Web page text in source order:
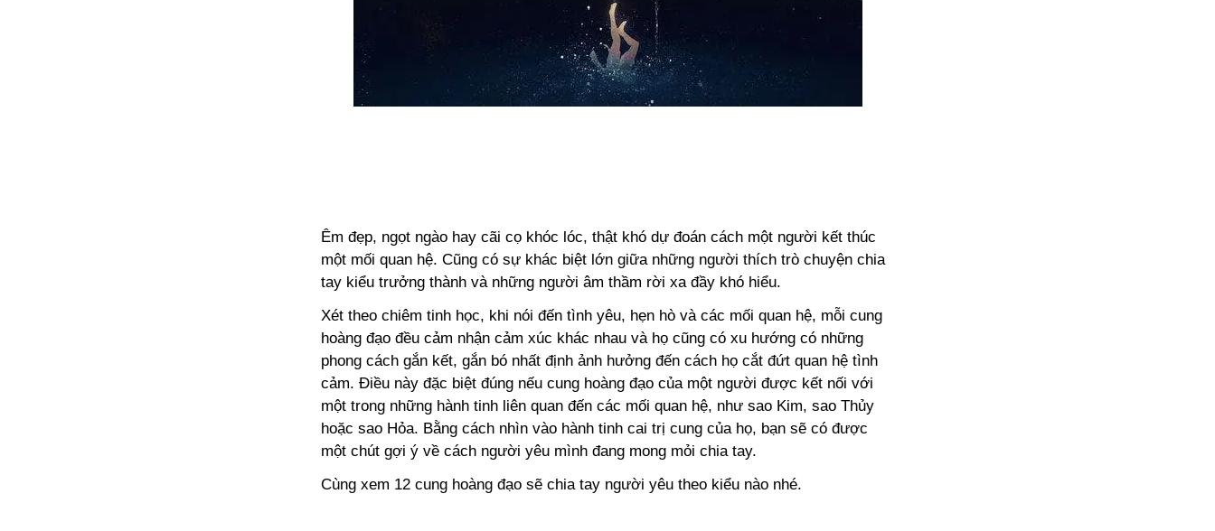
Êm đẹp, ngọt ngào hay cãi cọ khóc lóc, thật khó dự đoán cách một người kết thúc
một mối quan hệ. Cũng có sự khác biệt lớn giữa những người thích trò chuyện chia
tay kiểu trưởng thành và những người âm thầm rời xa đầy khó hiểu.
Xét theo chiêm tinh học, khi nói đến tình yêu, hẹn hò và các mối quan hệ, mỗi cung
hoàng đạo đều cảm nhận cảm xúc khác nhau và họ cũng có xu hướng có những
phong cách gắn kết, gắn bó nhất định ảnh hưởng đến cách họ cắt đứt quan hệ tình
cảm. Điều này đặc biệt đúng nếu cung hoàng đạo của một người được kết nối với
một trong những hành tinh liên quan đến các mối quan hệ, như sao Kim, sao Thủy
hoặc sao Hỏa. Bằng cách nhìn vào hành tinh cai trị cung của họ, bạn sẽ có được
một chút gợi ý về cách người yêu mình đang mong mỏi chia tay.
Cùng xem 12 cung hoàng đạo sẽ chia tay người yêu theo kiểu nào nhé.